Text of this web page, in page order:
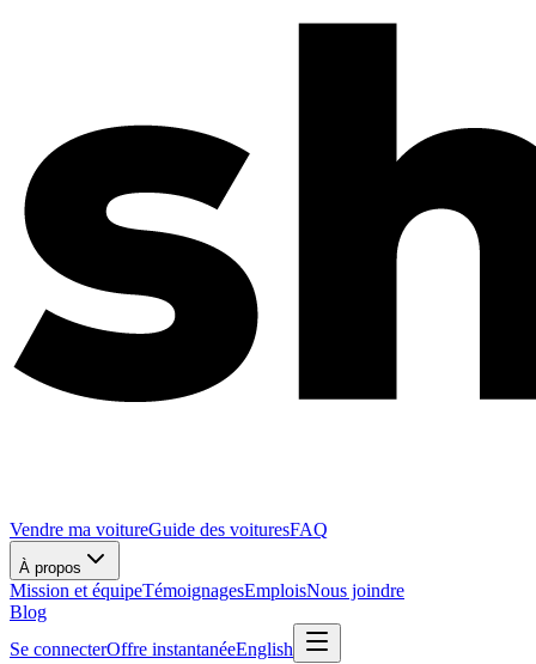
Vendre ma voitureGuide des voituresFAQ
À propos
Mission et équipeTémoignagesEmploisNous joindre
Blog
Se connecterOffre instantanéeEnglish